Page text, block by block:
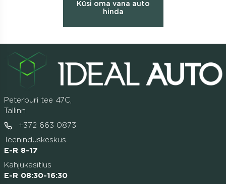
Küsi oma vana auto
hinda
Peterburi tee 47C,
Tallinn
+372 663 0873
Teeninduskeskus
E-R 8-17
Kahjukäsitlus
E-R 08:30-16:30